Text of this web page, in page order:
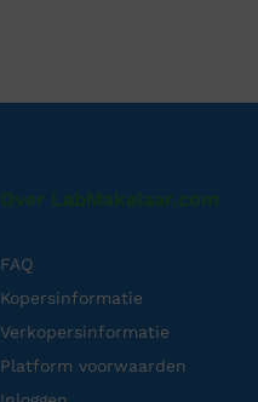
Over LabMakelaar.com
FAQ
Kopersinformatie
Verkopersinformatie
Platform voorwaarden